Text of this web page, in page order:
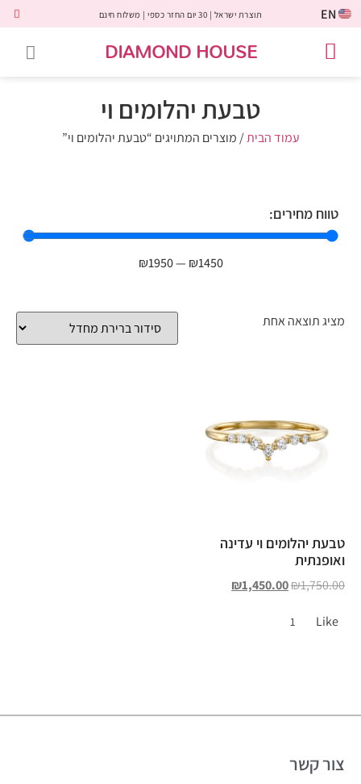
EN תוצרת ישראל | 30 יום החזר כספי | משלוח חינם
DIAMOND HOUSE
טבעת יהלומים וי
עמוד הבית/ מוצרים המתויגים “טבעת יהלומים וי”
טווח מחירים:
₪1450
—
₪1950
מציג תוצאה אחת
טבעת יהלומים וי עדינה
ואופנתית
₪1,750.00
₪1,450.00
Like
1
צור קשר